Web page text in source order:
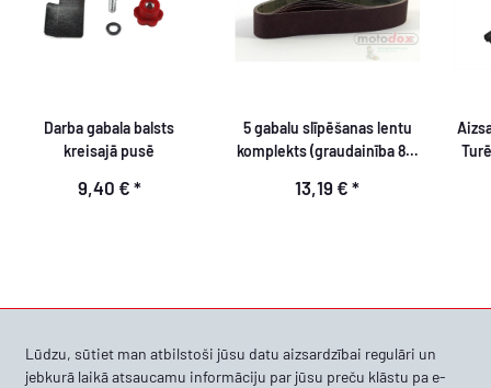
Darba gabala balsts
kreisajā pusē
9,40 € *
5 gabalu slīpēšanas lentu
komplekts (graudainība 80)
13,19 € *
Lūdzu, sūtiet man atbilstoši jūsu datu aizsardzībai regulāri un
jebkurā laikā atsaucamu informāciju par jūsu preču klāstu pa e-